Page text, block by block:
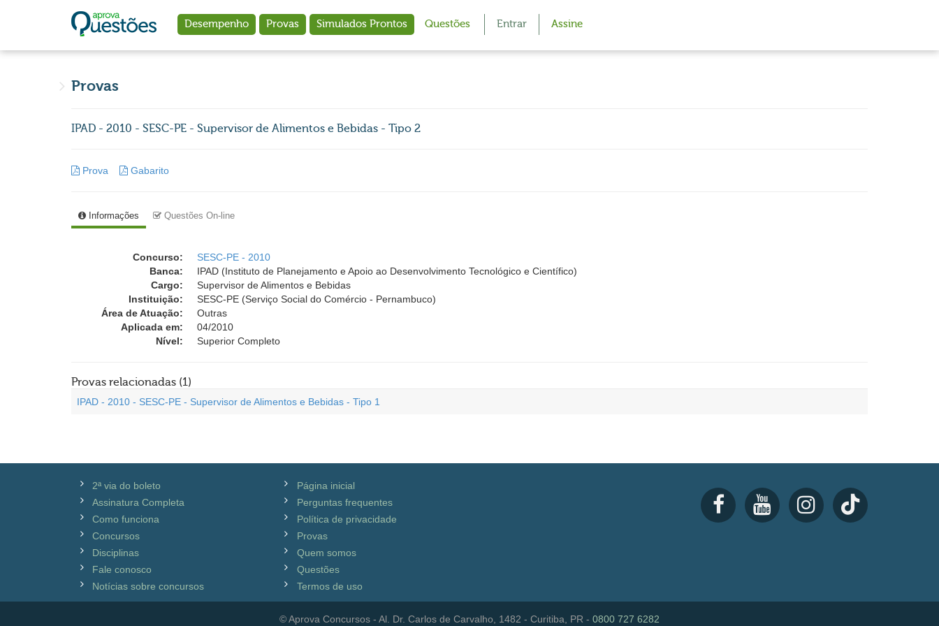
Desempenho Provas Simulados Prontos Questões Entrar Assine
Provas
IPAD - 2010 - SESC-PE - Supervisor de Alimentos e Bebidas - Tipo 2
Prova Gabarito
Informações Questões On-line
Concurso:
SESC-PE - 2010
Banca:
IPAD (Instituto de Planejamento e Apoio ao Desenvolvimento Tecnológico e Científico)
Cargo:
Supervisor de Alimentos e Bebidas
Instituição:
SESC-PE (Serviço Social do Comércio - Pernambuco)
Área de Atuação:
Outras
Aplicada em:
04/2010
Nível:
Superior Completo
Provas relacionadas (1)
IPAD - 2010 - SESC-PE - Supervisor de Alimentos e Bebidas - Tipo 1
2ª via do boleto
Assinatura Completa
Como funciona
Concursos
Disciplinas
Fale conosco
Notícias sobre concursos
Página inicial
Perguntas frequentes
Política de privacidade
Provas
Quem somos
Questões
Termos de uso
© Aprova Concursos - Al. Dr. Carlos de Carvalho, 1482 - Curitiba, PR - 0800 727 6282